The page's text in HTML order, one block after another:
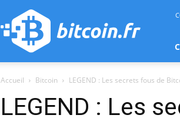
bitcoin.fr
Accueil Bitcoin LEGEND : Les secrets fous de
LEGEND : Les